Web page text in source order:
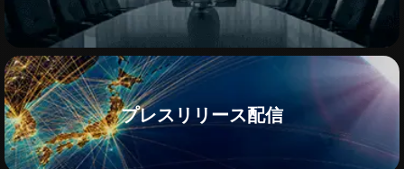
プレスリリース配信